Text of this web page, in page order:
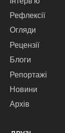
Рефлексії
Огляди
Рецензії
Блоги
Репортажі
Новини
Архів